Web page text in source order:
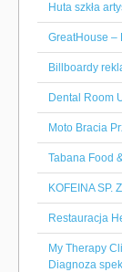
Huta szkła
GreatHouse –
Billboardy
Dental Room
Moto Bracia
Tabana Food
KOFEINA SP.
Restauracja
My Therapy
Diagnoza